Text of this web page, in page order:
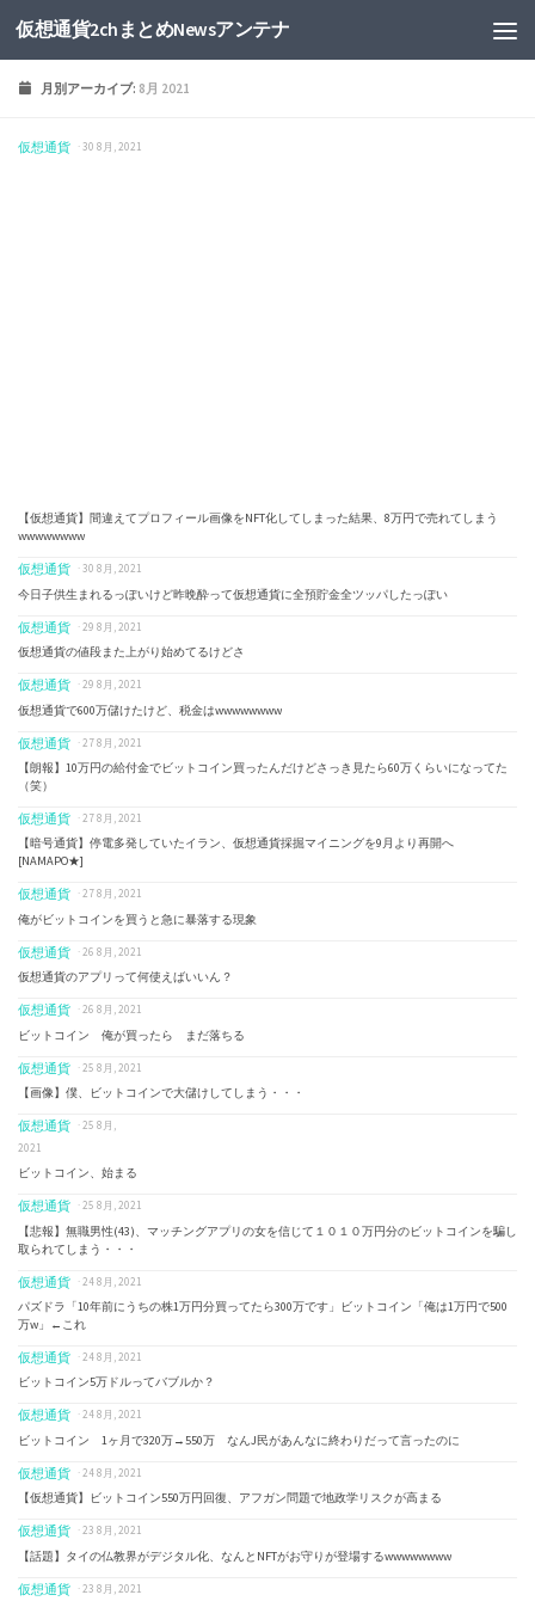
仮想通貨2chまとめNewsアンテナ
月別アーカイブ: 8月 2021
仮想通貨 · 30 8月, 2021
【仮想通貨】間違えてプロフィール画像をNFT化してしまった結果、8万円で売れてしまう
wwwwwwww
仮想通貨 · 30 8月, 2021
今日子供生まれるっぽいけど昨晩酔って仮想通貨に全預貯金全ツッパしたっぽい
仮想通貨 · 29 8月, 2021
仮想通貨の値段また上がり始めてるけどさ
仮想通貨 · 29 8月, 2021
仮想通貨で600万儲けたけど、税金はwwwwwwww
仮想通貨 · 27 8月, 2021
【朗報】10万円の給付金でビットコイン買ったんだけどさっき見たら60万くらいになってた
（笑）
仮想通貨 · 27 8月, 2021
【暗号通貨】停電多発していたイラン、仮想通貨採掘マイニングを9月より再開へ
[NAMAPO★]
仮想通貨 · 27 8月, 2021
俺がビットコインを買うと急に暴落する現象
仮想通貨 · 26 8月, 2021
仮想通貨のアプリって何使えばいいん？
仮想通貨 · 26 8月, 2021
ビットコイン 俺が買ったら まだ落ちる
仮想通貨 · 25 8月, 2021
【画像】僕、ビットコインで大儲けしてしまう・・・
仮想通貨 · 25 8月,
2021
ビットコイン、始まる
仮想通貨 · 25 8月, 2021
【悲報】無職男性(43)、マッチングアプリの女を信じて１０１０万円分のビットコインを騙し
取られてしまう・・・
仮想通貨 · 24 8月, 2021
パズドラ「10年前にうちの株1万円分買ってたら300万です」ビットコイン「俺は1万円で500
万w」←これ
仮想通貨 · 24 8月, 2021
ビットコイン5万ドルってバブルか？
仮想通貨 · 24 8月, 2021
ビットコイン 1ヶ月で320万→550万 なんJ民があんなに終わりだって言ったのに
仮想通貨 · 24 8月, 2021
【仮想通貨】ビットコイン550万円回復、アフガン問題で地政学リスクが高まる
仮想通貨 · 23 8月, 2021
【話題】タイの仏教界がデジタル化、なんとNFTがお守りが登場するwwwwwwww
仮想通貨 · 23 8月, 2021